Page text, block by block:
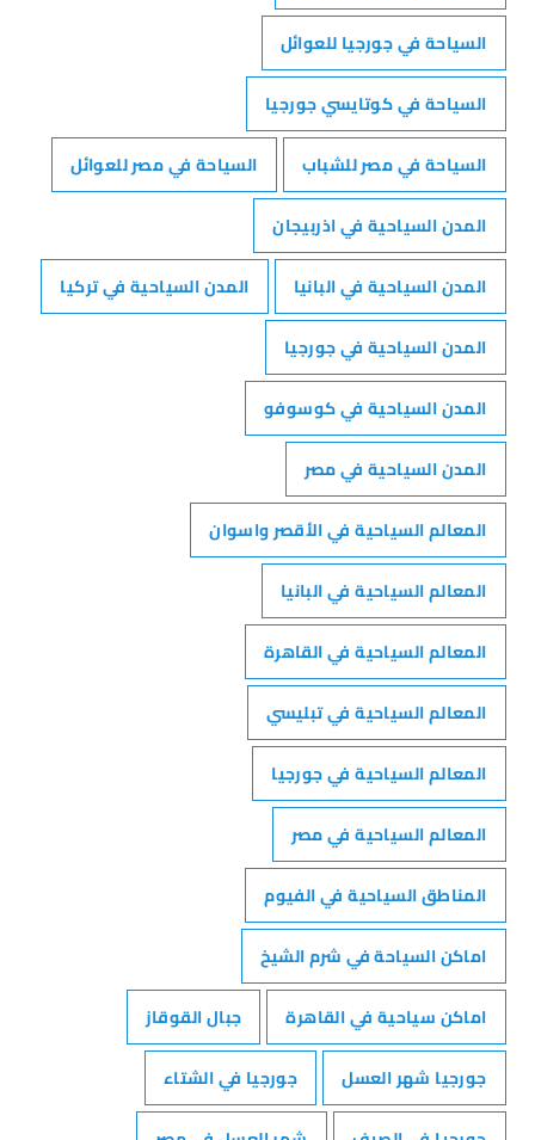
السياحة في جورجيا للعوائل
السياحة في كوتايسي جورجيا
السياحة في مصر للشباب
السياحة في مصر للعوائل
المدن السياحية في اذربيجان
المدن السياحية في البانيا
المدن السياحية في تركيا
المدن السياحية في جورجيا
المدن السياحية في كوسوفو
المدن السياحية في مصر
المعالم السياحية في الأقصر واسوان
المعالم السياحية في البانيا
المعالم السياحية في القاهرة
المعالم السياحية في تبليسي
المعالم السياحية في جورجيا
المعالم السياحية في مصر
المناطق السياحية في الفيوم
اماكن السياحة في شرم الشيخ
اماكن سياحية في القاهرة
جبال القوقاز
جورجيا شهر العسل
جورجيا في الشتاء